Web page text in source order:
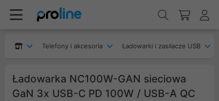
Telefony i akcesoria Ładowarki i zasilacze USB
Ładowarka NC100W-GAN sieciowa
GaN 3x USB-C PD 100W / USB-A QC